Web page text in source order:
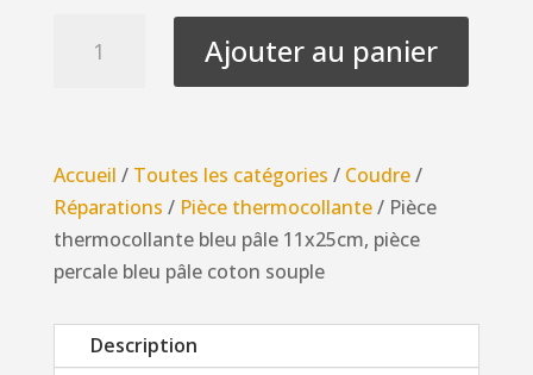
pâle
11x25cm,
pièce
percale
bleu
Ajouter au panier
Accueil / Toutes les catégories / Coudre/
Réparations / Pièce thermocollante/ Pièce
thermocollante bleu pâle 11x25cm, pièce
percale bleu pâle coton souple
Description